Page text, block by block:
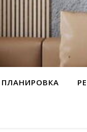
ПЛАНИРОВКА